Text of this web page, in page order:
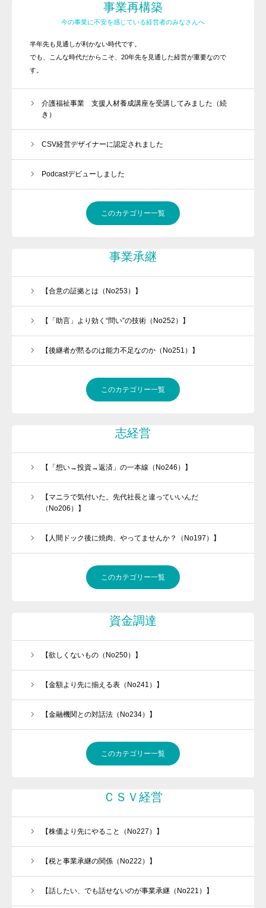
事業再構築
今の事業に不安を感じている経営者のみなさんへ
半年先も見通しが利かない時代です。
でも、こんな時代だからこそ、20年先を見通した経営が重要なので
す。
介護福祉事業 支援人材養成講座を受講してみました（続
き）
CSV経営デザイナーに認定されました
Podcastデビューしました
このカテゴリー一覧
事業承継
【合意の証拠とは（No253）】
【「助言」より効く“問い”の技術（No252）】
【後継者が黙るのは能力不足なのか（No251）】
このカテゴリー一覧
志経営
【「想い→投資→返済」の一本線（No246）】
【マニラで気付いた。先代社長と違っていいんだ
（No206）】
【人間ドック後に焼肉、やってませんか？（No197）】
このカテゴリー一覧
資金調達
【欲しくないもの（No250）】
【金額より先に揃える表（No241）】
【金融機関との対話法（No234）】
このカテゴリー一覧
ＣＳＶ経営
【株価より先にやること（No227）】
【税と事業承継の関係（No222）】
【話したい、でも話せないのが事業承継（No221）】
働きたくなる職場づくりをお手伝いします
経営者必見
任せられる後継ぎを１年で育てます！
金融機関ときちんと話が出来ていますか